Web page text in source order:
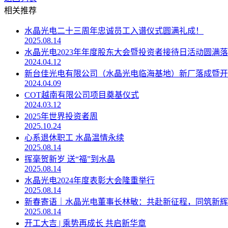
相关推荐
水晶光电二十三周年忠诚员工入谱仪式圆满礼成！
2025.08.14
水晶光电2023年年度股东大会暨投资者接待日活动圆满
2024.04.12
新台佳光电有限公司（水晶光电临海基地）新厂落成暨
2024.04.09
COT越南有限公司项目奠基仪式
2024.03.12
2025年世界投资者周
2025.10.24
心系退休职工 水晶温情永续
2025.08.14
挥毫贺新岁 送“福”到水晶
2025.08.14
水晶光电2024年度表彰大会隆重举行
2025.08.14
新春寄语｜水晶光电董事长林敏：共赴新征程，同筑新
2025.08.14
开工大吉 | 乘势再成长 共启新华章